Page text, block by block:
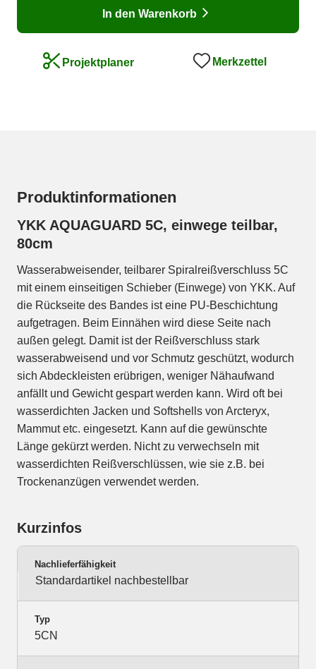
In den Warenkorb
Projektplaner Merkzettel
Produktinformationen
YKK AQUAGUARD 5C, einwege teilbar,
80cm
Wasserabweisender, teilbarer Spiralreißverschluss 5C
mit einem einseitigen Schieber (Einwege) von YKK. Auf
die Rückseite des Bandes ist eine PU-Beschichtung
aufgetragen. Beim Einnähen wird diese Seite nach
außen gelegt. Damit ist der Reißverschluss stark
wasserabweisend und vor Schmutz geschützt, wodurch
sich Abdeckleisten erübrigen, weniger Nähaufwand
anfällt und Gewicht gespart werden kann. Wird oft bei
wasserdichten Jacken und Softshells von Arcteryx,
Mammut etc. eingesetzt. Kann auf die gewünschte
Länge gekürzt werden. Nicht zu verwechseln mit
wasserdichten Reißverschlüssen, wie sie z.B. bei
Trockenanzügen verwendet werden.
Kurzinfos
Nachlieferfähigkeit
Standardartikel nachbestellbar
Typ
5CN